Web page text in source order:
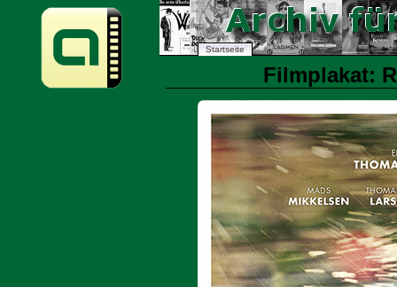
Startseite
Filmplakat: